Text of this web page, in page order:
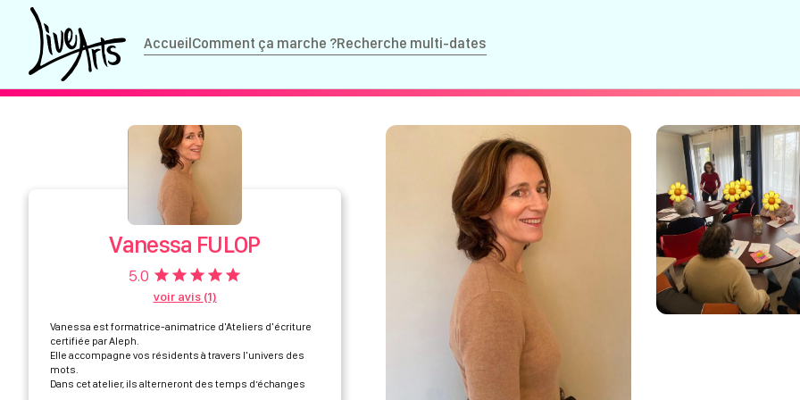
AccueilComment ça marche ?Recherche multi-dates
Vanessa FULOP
5.0 star star star star star
voir avis (1)
Vanessa est formatrice-animatrice d'Ateliers d'écriture
certifiée par Aleph.
Elle accompagne vos résidents à travers l'univers des
mots.
Dans cet atelier, ils alterneront des temps d’échanges